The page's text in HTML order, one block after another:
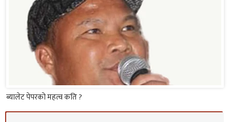
ब्यालेट पेपरको महत्व कति ?